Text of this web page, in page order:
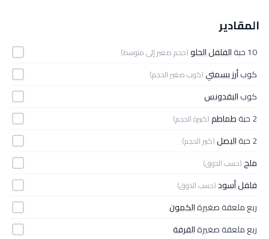
المقادير
10 حبة الفلفل الحلو(حجم صغير إلى متوسط)
كوبأرز بسمتي (كوب صغير الحجم)
كوبالبقدونس
2 حبة
طماطم(كبيرة الحجم)
2 حبة البصل(كبير الحجم)
ملح(حسب الذوق)
فلفل أسود(حسب الذوق)
ربع ملعقة صغيرةالكمون
ربع ملعقة صغيرةالقرفة